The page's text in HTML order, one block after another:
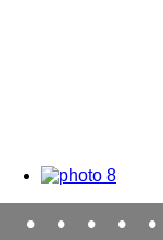
• • • • •